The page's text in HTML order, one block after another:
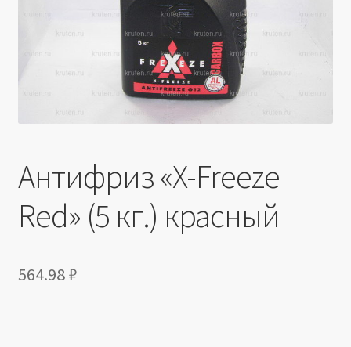
Юридические данные
Антифриз «X-Freeze
Red» (5 кг.) красный
564.98₽